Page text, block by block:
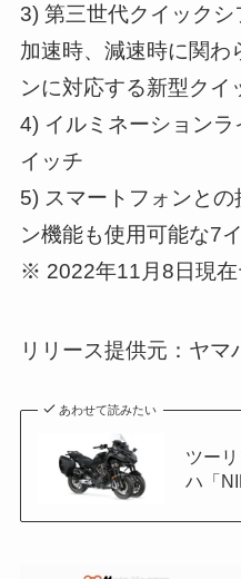
3) 第三世代クイックシ
加速時、減速時に関わ
ンに対応する新型クイ
4) イルミネーション
イッチ
5) スマートフォンと
ン機能も使用可能な7
※ 2022年11月8日現在
リリース提供元：ヤマ
あわせて読みたい
ツー
ハ「